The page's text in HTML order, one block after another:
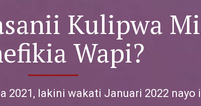
Kulipwa
Wapi?
2021, lakini wakati Januari 2022 nayo